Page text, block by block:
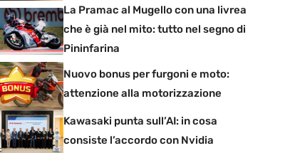
La Pramac al Mugello con una livrea
che è già nel mito: tutto nel segno di
Pininfarina
Nuovo bonus per furgoni e moto:
attenzione alla motorizzazione
Kawasaki punta sull’AI: in cosa
consiste l’accordo con Nvidia